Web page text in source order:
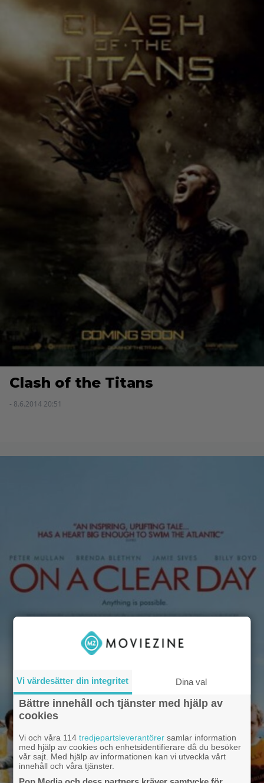
Clash of the Titans
- 8.6.2014 20:51
Vi värdesätter din integritet Dina val
Bättre innehåll och tjänster med hjälp av
cookies
Vi och våra 114tredjepartsleverantörer samlar information
med hjälp av cookies och enhetsidentifierare då du besöker
vår sajt. Med hjälp av informationen kan vi utveckla vårt
innehåll och våra tjänster.